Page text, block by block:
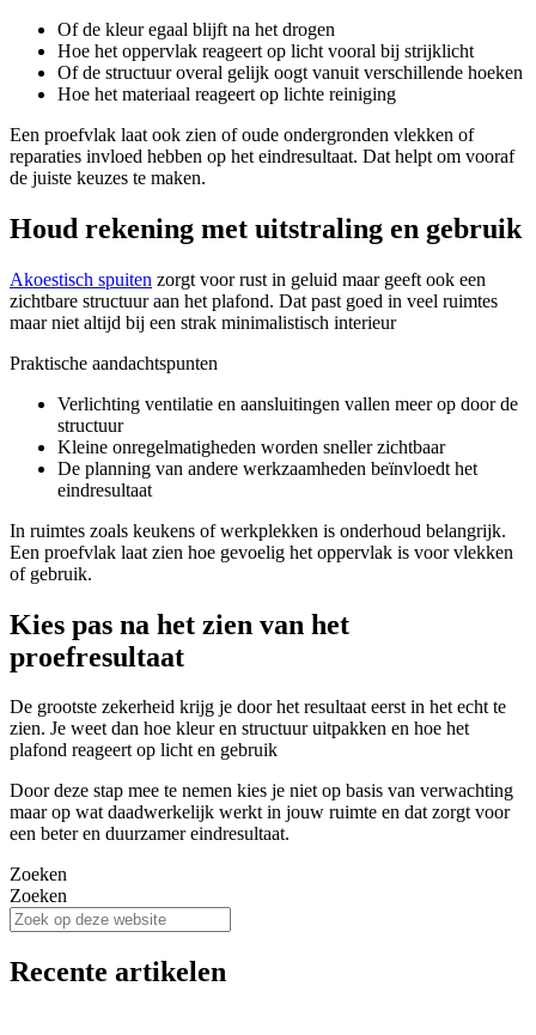
Of de kleur egaal blijft na het drogen
Hoe het oppervlak reageert op licht vooral bij strijklicht
Of de structuur overal gelijk oogt vanuit verschillende hoeken
Hoe het materiaal reageert op lichte reiniging
Een proefvlak laat ook zien of oude ondergronden vlekken of
reparaties invloed hebben op het eindresultaat. Dat helpt om vooraf
de juiste keuzes te maken.
Houd rekening met uitstraling en gebruik
Akoestisch spuiten zorgt voor rust in geluid maar geeft ook een
zichtbare structuur aan het plafond. Dat past goed in veel ruimtes
maar niet altijd bij een strak minimalistisch interieur
Praktische aandachtspunten
Verlichting ventilatie en aansluitingen vallen meer op door de
structuur
Kleine onregelmatigheden worden sneller zichtbaar
De planning van andere werkzaamheden beïnvloedt het
eindresultaat
In ruimtes zoals keukens of werkplekken is onderhoud belangrijk.
Een proefvlak laat zien hoe gevoelig het oppervlak is voor vlekken
of gebruik.
Kies pas na het zien van het
proefresultaat
De grootste zekerheid krijg je door het resultaat eerst in het echt te
zien. Je weet dan hoe kleur en structuur uitpakken en hoe het
plafond reageert op licht en gebruik
Door deze stap mee te nemen kies je niet op basis van verwachting
maar op wat daadwerkelijk werkt in jouw ruimte en dat zorgt voor
een beter en duurzamer eindresultaat.
Zoeken
Zoeken
Recente artikelen